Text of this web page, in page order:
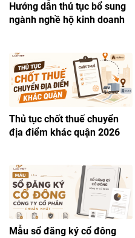
Hướng dẫn thủ tục bổ sung
ngành nghề hộ kinh doanh
Thủ tục chốt thuế chuyển
địa điểm khác quận 2026
Mẫu sổ đăng ký cổ đông